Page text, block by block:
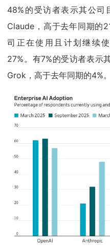
48%的受访者表示其公司
Claude，高于去年同期的
司正在使用且计划继续
27%。有7%的受访者表示
Grok，高于去年同期的4%。